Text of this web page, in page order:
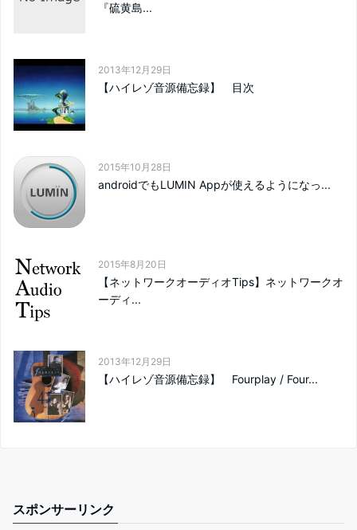
『硫黄島...
2013年12月29日
【ハイレゾ音源備忘録】 目次
2015年10月28日
androidでもLUMIN Appが使えるようになっ...
2015年8月20日
【ネットワークオーディオTips】ネットワークオ
ーディ...
2013年12月29日
【ハイレゾ音源備忘録】 Fourplay / Four...
スポンサーリンク